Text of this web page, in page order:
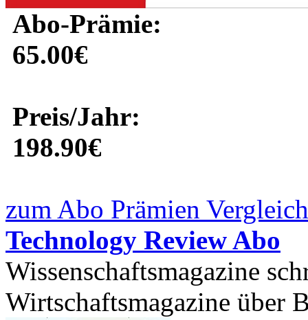
Abo-Prämie:
65.00€
Preis/Jahr:
198.90€
zum Abo Prämien
Technology Review Abo
Wissenschaftsmagazine
Wirtschaftsmagazine über